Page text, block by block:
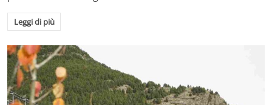
Leggi di più